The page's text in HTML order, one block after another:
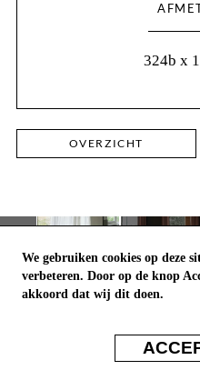
324b x
OVERZICHT
We gebruiken cookies op deze
verbeteren. Door op de knop
akkoord dat wij dit doen.